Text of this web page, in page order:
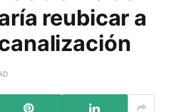
reubicar a